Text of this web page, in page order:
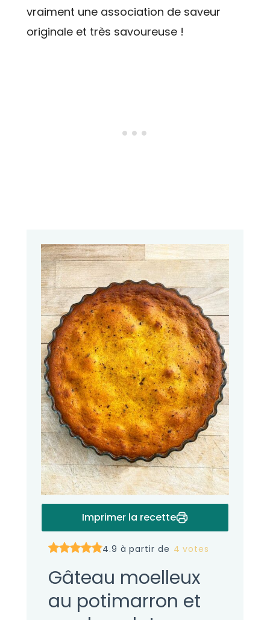
vraiment une association de saveur
originale et très savoureuse !
Imprimer la recette
4.9 à partir de 4 votes
Gâteau moelleux
au potimarron et